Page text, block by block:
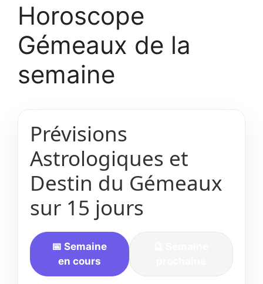
Horoscope
Gémeaux de la
semaine
Prévisions
Astrologiques et
Destin du Gémeaux
sur 15 jours
📅 Semaine
en cours